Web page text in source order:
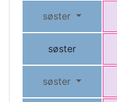
søster
søster
søster